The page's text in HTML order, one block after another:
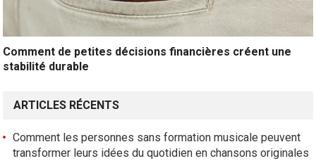
Comment de petites décisions financières créent une
stabilité durable
ARTICLES RÉCENTS
Comment les personnes sans formation musicale peuvent
transformer leurs idées du quotidien en chansons originales